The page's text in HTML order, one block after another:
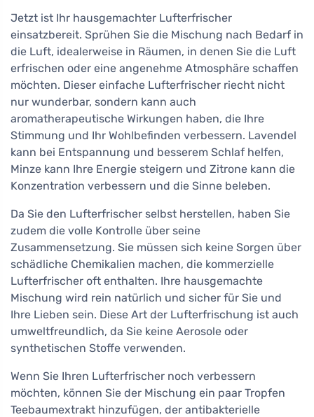
Jetzt ist Ihr hausgemachter Lufterfrischer
einsatzbereit. Sprühen Sie die Mischung nach Bedarf in
die Luft, idealerweise in Räumen, in denen Sie die Luft
erfrischen oder eine angenehme Atmosphäre schaffen
möchten. Dieser einfache Lufterfrischer riecht nicht
nur wunderbar, sondern kann auch
aromatherapeutische Wirkungen haben, die Ihre
Stimmung und Ihr Wohlbefinden verbessern. Lavendel
kann bei Entspannung und besserem Schlaf helfen,
Minze kann Ihre Energie steigern und Zitrone kann die
Konzentration verbessern und die Sinne beleben.
Da Sie den Lufterfrischer selbst herstellen, haben Sie
zudem die volle Kontrolle über seine
Zusammensetzung. Sie müssen sich keine Sorgen über
schädliche Chemikalien machen, die kommerzielle
Lufterfrischer oft enthalten. Ihre hausgemachte
Mischung wird rein natürlich und sicher für Sie und
Ihre Lieben sein. Diese Art der Lufterfrischung ist auch
umweltfreundlich, da Sie keine Aerosole oder
synthetischen Stoffe verwenden.
Wenn Sie Ihren Lufterfrischer noch verbessern
möchten, können Sie der Mischung ein paar Tropfen
Teebaumextrakt hinzufügen, der antibakterielle